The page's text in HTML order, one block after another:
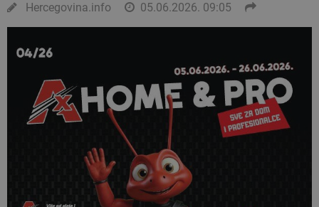
Hercegovina.info 05.06.2026. 09:05